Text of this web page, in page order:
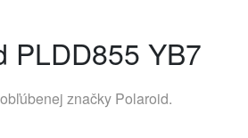
PLDD855 YB7
značky Polaroid.